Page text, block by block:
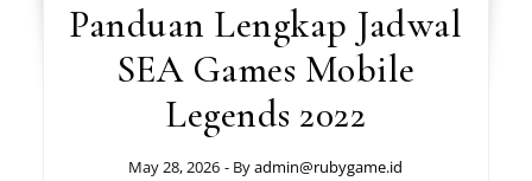
Panduan Lengkap Jadwal
SEA Games Mobile
Legends 2022
May 28, 2026 - Byadmin@rubygame.id